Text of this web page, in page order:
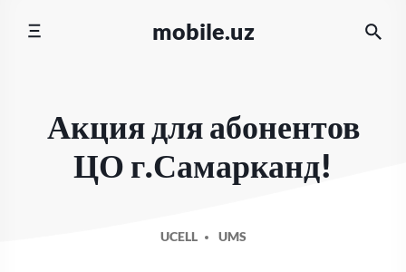
mobile.uz
Акция для абонентов
ЦО г.Самарканд!
UCELL UMS